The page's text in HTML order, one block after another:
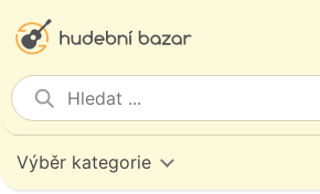
Výběr kategorie